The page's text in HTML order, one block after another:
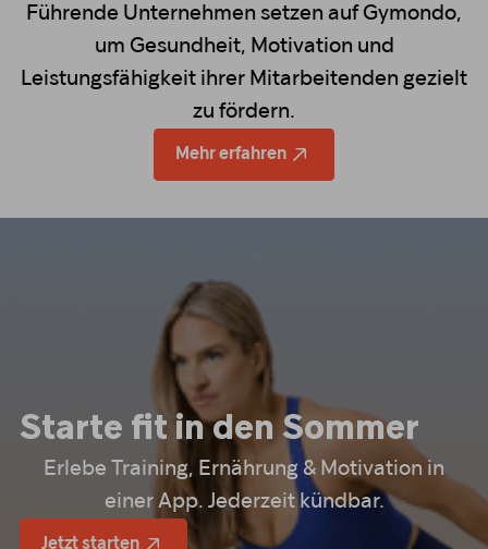
Führende Unternehmen setzen auf Gymondo,
um Gesundheit, Motivation und
Leistungsfähigkeit ihrer Mitarbeitenden gezielt
zu fördern.
Mehr erfahren
Starte fit in den Sommer
Erlebe Training, Ernährung & Motivation in
einer App. Jederzeit kündbar.
Jetzt starten